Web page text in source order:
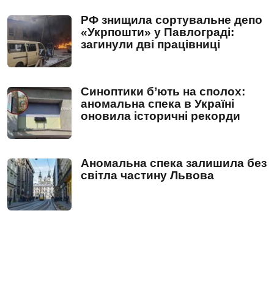
РФ знищила сортувальне депо
«Укрпошти» у Павлограді:
загинули дві працівниці
Синоптики б’ють на сполох:
аномальна спека в Україні
оновила історичні рекорди
Аномальна спека залишила без
світла частину Львова